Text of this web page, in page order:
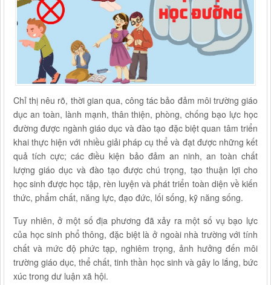
Chỉ thị nêu rõ, thời gian qua, công tác bảo đảm môi trường giáo
dục an toàn, lành mạnh, thân thiện, phòng, chống bạo lực học
đường được ngành giáo dục và đào tạo đặc biệt quan tâm triển
khai thực hiện với nhiều giải pháp cụ thể và đạt được những kết
quả tích cực; các điều kiện bảo đảm an ninh, an toàn chất
lượng giáo dục và đào tạo được chú trọng, tạo thuận lợi cho
học sinh được học tập, rèn luyện và phát triển toàn diện về kiến
thức, phẩm chất, năng lực, đạo đức, lối sống, kỹ năng sống.
Tuy nhiên, ở một số địa phương đã xảy ra một số vụ bạo lực
của học sinh phổ thông, đặc biệt là ở ngoài nhà trường với tính
chất và mức độ phức tạp, nghiêm trọng, ảnh hưởng đến môi
trường giáo dục, thể chất, tinh thần học sinh và gây lo lắng, bức
xúc trong dư luận xã hội.